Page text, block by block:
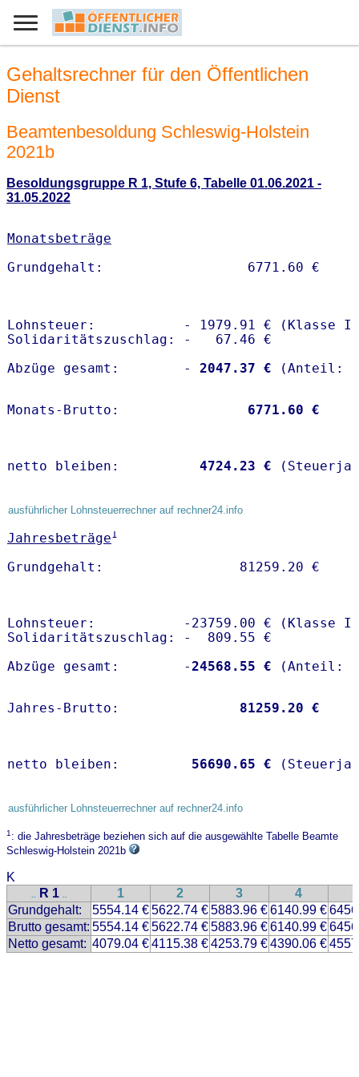
Gehaltsrechner für den Öffentlichen
Dienst
Beamtenbesoldung Schleswig-Holstein
2021b
Besoldungsgruppe R 1, Stufe 6, Tabelle 01.06.2021 -
31.05.2022
Monatsbeträge
Lohnsteuer:           - 1979.91 € (Klasse I)
Solidaritätszuschlag: -   67.46 €
Abzüge gesamt:        -
2047.37 €
Monats-Brutto: 6771.60 €
netto bleiben: 4724.23 €
ausführlicher Lohnsteuerrechner auf rechner24.info
Jahresbeträge1
Lohnsteuer:           -23759.00 € (Klasse I)
Solidaritätszuschlag: -  809.55 €
Abzüge gesamt:        -24568.55 €
Jahres-Brutto: 81259.20 €
netto bleiben: 56690.65 €
ausführlicher Lohnsteuerrechner auf rechner24.info
1: die Jahresbeträge beziehen sich auf die ausgewählte Tabelle Beamte
Schleswig-Holstein 2021b
K
.. R 1 .. 1 2 3 4
Grundgehalt:
5554.14 €5622.74 €5883.96 €6140.99 €
Brutto gesamt: 5554.14 €5622.74 €5883.96 €6140.99 €
Netto gesamt: 4079.04 €4115.38 €4253.79 €4390.06 €